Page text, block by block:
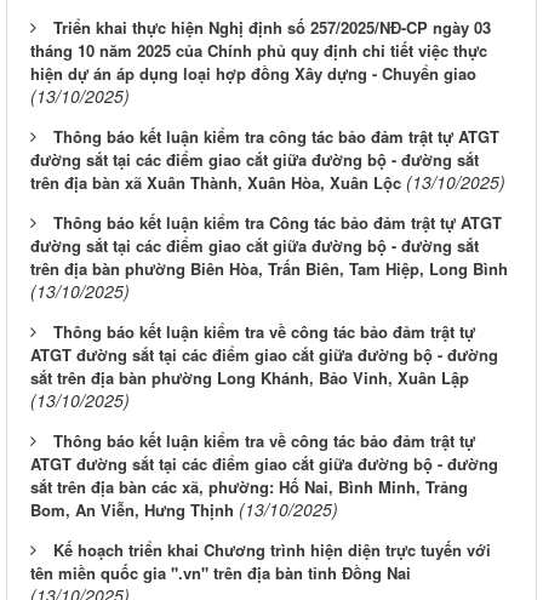
Triển khai thực hiện Nghị định số 257/2025/NĐ-CP ngày 03
tháng 10 năm 2025 của Chính phủ quy định chi tiết việc thực
hiện dự án áp dụng loại hợp đồng Xây dựng - Chuyển giao
(13/10/2025)
Thông báo kết luận kiểm tra công tác bảo đảm trật tự ATGT
đường sắt tại các điểm giao cắt giữa đường bộ - đường sắt
trên địa bàn xã Xuân Thành, Xuân Hòa, Xuân Lộc (13/10/2025)
Thông báo kết luận kiểm tra Công tác bảo đảm trật tự ATGT
đường sắt tại các điểm giao cắt giữa đường bộ - đường sắt
trên địa bàn phường Biên Hòa, Trấn Biên, Tam Hiệp, Long Bình
(13/10/2025)
Thông báo kết luận kiểm tra về công tác bảo đảm trật tự
ATGT đường sắt tại các điểm giao cắt giữa đường bộ - đường
sắt trên địa bàn phường Long Khánh, Bảo Vinh, Xuân Lập
(13/10/2025)
Thông báo kết luận kiểm tra về công tác bảo đảm trật tự
ATGT đường sắt tại các điểm giao cắt giữa đường bộ - đường
sắt trên địa bàn các xã, phường: Hố Nai, Bình Minh, Trảng
Bom, An Viễn, Hưng Thịnh (13/10/2025)
Kế hoạch triển khai Chương trình hiện diện trực tuyến với
tên miền quốc gia ".vn" trên địa bàn tỉnh Đồng Nai
(13/10/2025)